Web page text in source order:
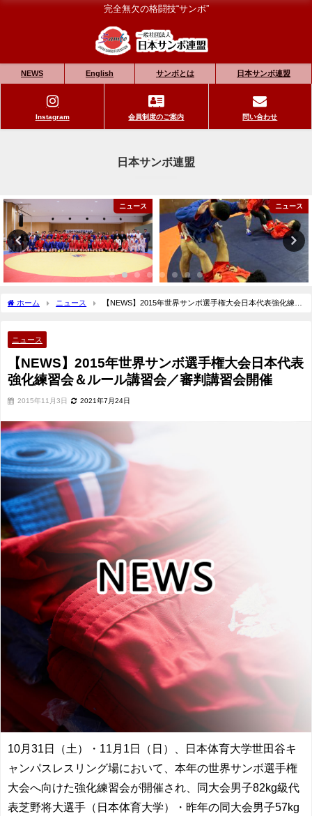
完全無欠の格闘技“サンボ”
NEWS English サンボとは 日本サンボ連盟
Instagram 会員制度のご案内 問い合わせ
日本サンボ連盟
ニュース ニュース
ホーム ニュース
【NEWS】2015年世界サンボ選手権大会日本代表強化練習
ニュース
【NEWS】2015年世界サンボ選手権大会日本代表
強化練習会＆ルール講習会／審判講習会開催
2015年11月3日 2021年7月24日
10月31日（土）・11月1日（日）、日本体育大学世田谷キ
ャンパスレスリング場において、本年の世界サンボ選手権
大会へ向けた強化練習会が開催され、同大会男子82kg級代
表芝野将大選手（日本体育大学）・昨年の同大会男子57kg